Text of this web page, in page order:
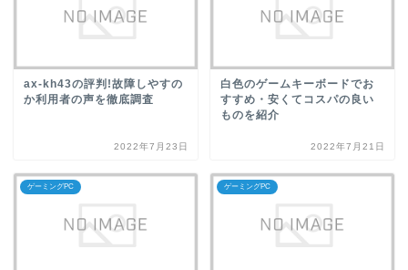
ax-kh43の評判!故障しやすの
か利用者の声を徹底調査
2022年7月23日
白色のゲームキーボードでお
すすめ・安くてコスパの良い
ものを紹介
2022年7月21日
ゲーミングPC ゲーミングPC